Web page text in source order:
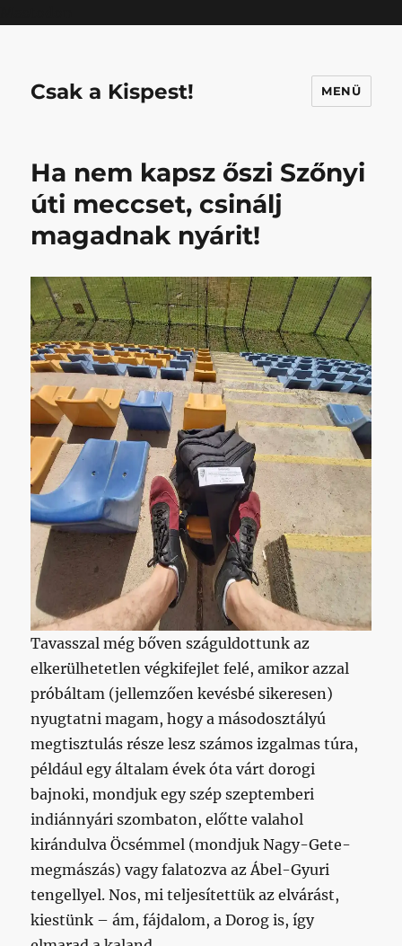
Csak a Kispest! MENÜ
Ha nem kapsz őszi Szőnyi
úti meccset, csinálj
magadnak nyárit!
Tavasszal még bőven száguldottunk az
elkerülhetetlen végkifejlet felé, amikor azzal
próbáltam (jellemzően kevésbé sikeresen)
nyugtatni magam, hogy a másodosztályú
megtisztulás része lesz számos izgalmas túra,
például egy általam évek óta várt dorogi
bajnoki, mondjuk egy szép szeptemberi
indiánnyári szombaton, előtte valahol
kirándulva Öcsémmel (mondjuk Nagy-Gete-
megmászás) vagy falatozva az Ábel-Gyuri
tengellyel. Nos, mi teljesítettük az elvárást,
kiestünk – ám, fájdalom, a Dorog is, így